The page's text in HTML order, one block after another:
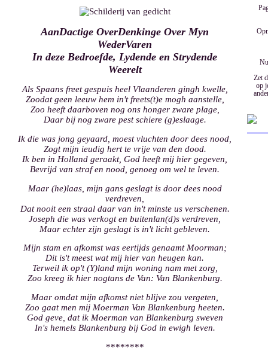
AanDactige OverDenkinge Over Myn
WederVaren
In deze Bedroefde, Lydende en Strydende
Weerelt
Als Spaans freet gespuis heel Vlaanderen gingh kwelle,
Zoodat geen leeuw hem in't freets(t)e mogh aanstelle,
Zoo heeft daarboven nog ons honger zware plage,
Daar bij nog zware pest schiere (g)eslaage.
Ik die was jong geyaard, moest vluchten door dees nood,
Zogt mijn ieudig hert te vrije van den dood.
Ik ben in Holland geraakt, God heeft mij hier gegeven,
Bevrijd van straf en nood, genoeg om wel te leven.
Maar (he)laas, mijn gans geslagt is door dees nood
verdreven,
Dat nooit een straal daar van in't minste us verschenen.
Joseph die was verkogt en buitenlan(d)s verdreven,
Maar echter zijn geslagt is in't licht gebleven.
Mijn stam en afkomst was eertijds genaamt Moorman;
Dit is't meest wat mij hier van heugen kan.
Terweil ik op't (Y)land mijn woning nam met zorg,
Zoo kreeg ik hier nogtans de Van: Van Blankenburg.
Maar omdat mijn afkomst niet blijve zou vergeten,
Zoo gaat men mij Moerman Van Blankenburg heeten.
God geve, dat ik Moerman van Blankenburg sweven
In's hemels Blankenburg bij God in ewigh leven.
********
Zet
op